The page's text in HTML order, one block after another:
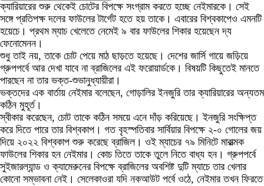
ক্যারিয়ারের শুরু থেকেই চোটের বিপক্ষে সংগ্রাম করতে হচ্ছে নেইমারকে। সেই
সঙ্গে প্রতিপক্ষ দলের ফাউলের টার্গেট হতে হয় তাকে। এবারের বিশ্বকাপেও এমনটি
হয়েচে। প্রথম ম্যাচ খেলেতে নেমেই ৯ বার ফাউলের শিকার হয়েছেন দ্য
ফেনোমেনন।
শুধু তাই নয়, তাকে চোট পেয়ে মাঠ ছাড়তে হয়েছে। দেশের জার্সি গায়ে জড়িয়ে
গ্রুপপর্বে আর দেখা যাবে না ব্রাজিলের এই ফরোয়ার্ডকে। বিষয়টি কিছুতেই মানতে
পারছেন না তার ভক্ত-শুভানুধ্যায়ীরা।
ভক্তদের এক বার্তায় নেইমার বলেছেন, গোড়ালির ইনজুরি তার ক্যারিয়ারের অন্যতম
কঠিন মুহূর্ত।
স্বীকার করেছেন, চোট তাকে কঠিন সময়ে এনে দাঁড় করিয়েছে। ইনজুরি সংক্ষিপ্ত
করে দিতে পারে তার বিশ্বকাপ। গত বৃহস্পতিবার সার্বিয়ার বিপক্ষে ২-০ গোলের জয়
দিয়ে ২০২২ বিশ্বকাপ শুরু করেছে ব্রাজিল। ওই ম্যাচের ৭৯ মিনিটে মারাত্মক
ফাউলের শিকার হন নেইমার। কোচ তিতে তাকে তুলে নিতে বাধ্য হন। গ্রুপপর্বে
সুইজারল্যান্ড ও ক্যামেরুনের বিপক্ষে ব্রাজিলের অবশিষ্ট দুটি ম্যাচে তার খেলার
কোনো সম্ভাবনা নেই। সেলেকাওরা যদি নকআউট পর্বে ওঠে, নেইমার তখন ফিরতে